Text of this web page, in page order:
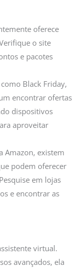
oferece
o site
e pacotes
Black Friday,
encontrar ofertas
dispositivos
aproveitar
Amazon, existem
podem oferecer
em lojas
e encontrar as
virtual.
avançados, ela